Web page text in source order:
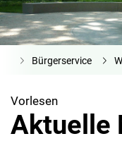
Bürgerservice
Vorlesen
Aktuelle